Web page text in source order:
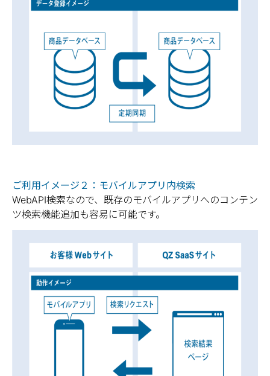
ご利用イメージ２：モバイルアプリ内検索
WebAPI検索なので、既存のモバイルアプリへのコンテン
ツ検索機能追加も容易に可能です。